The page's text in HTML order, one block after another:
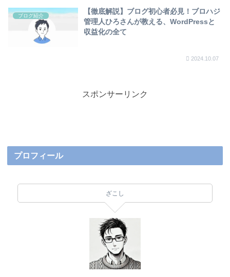
ブログ紹介
【徹底解説】ブログ初心者必見！ブロハジ
管理人ひろさんが教える、WordPressと
収益化の全て
2024.10.07
スポンサーリンク
プロフィール
ざこし